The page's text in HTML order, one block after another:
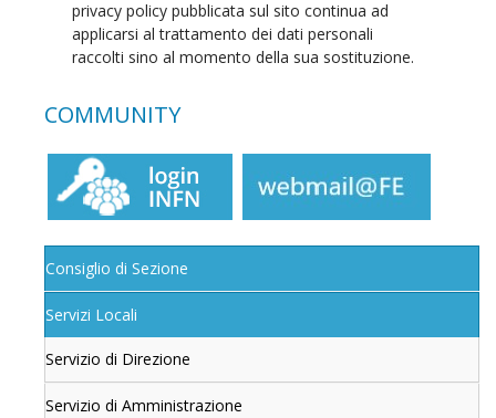
privacy policy pubblicata sul sito continua ad
applicarsi al trattamento dei dati personali
raccolti sino al momento della sua sostituzione.
COMMUNITY
Consiglio di Sezione
Servizi Locali
Servizio di Direzione
Servizio di Amministrazione